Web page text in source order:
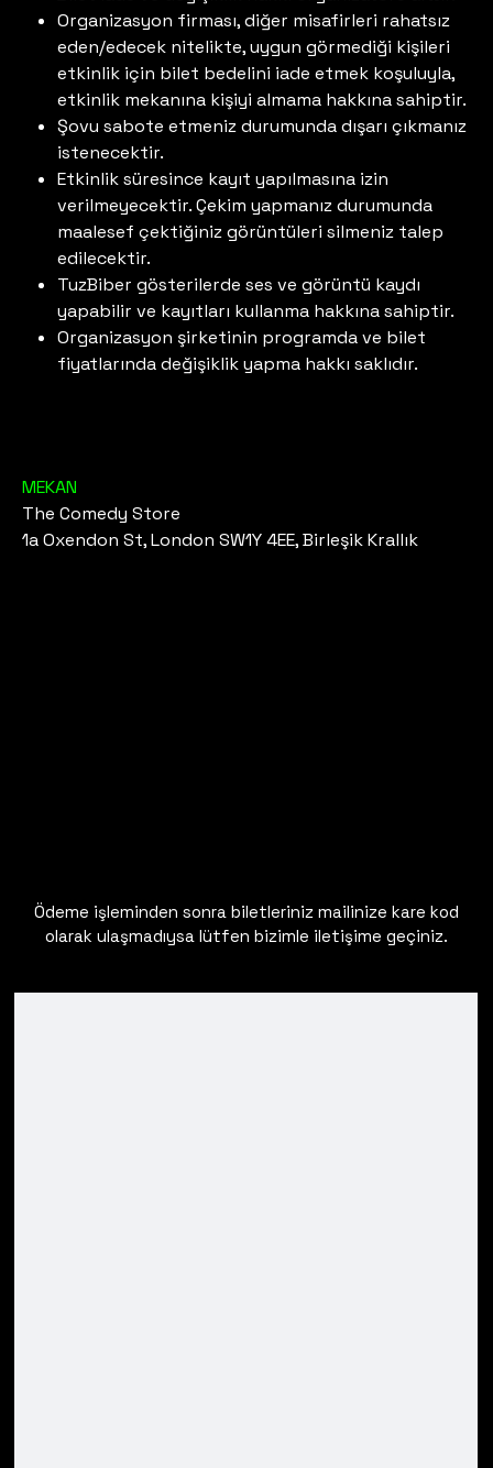
Organizasyon firması, diğer misafirleri rahatsız
eden/edecek nitelikte, uygun görmediği kişileri
etkinlik için bilet bedelini iade etmek koşuluyla,
etkinlik mekanına kişiyi almama hakkına sahiptir.
Şovu sabote etmeniz durumunda dışarı çıkmanız
istenecektir.
Etkinlik süresince kayıt yapılmasına izin
verilmeyecektir. Çekim yapmanız durumunda
maalesef çektiğiniz görüntüleri silmeniz talep
edilecektir.
TuzBiber gösterilerde ses ve görüntü kaydı
yapabilir ve kayıtları kullanma hakkına sahiptir.
Organizasyon şirketinin programda ve bilet
fiyatlarında değişiklik yapma hakkı saklıdır.
MEKAN
The Comedy Store
1a Oxendon St, London SW1Y 4EE, Birleşik Krallık
Ödeme işleminden sonra biletleriniz mailinize kare kod
olarak ulaşmadıysa lütfen bizimle iletişime geçiniz.